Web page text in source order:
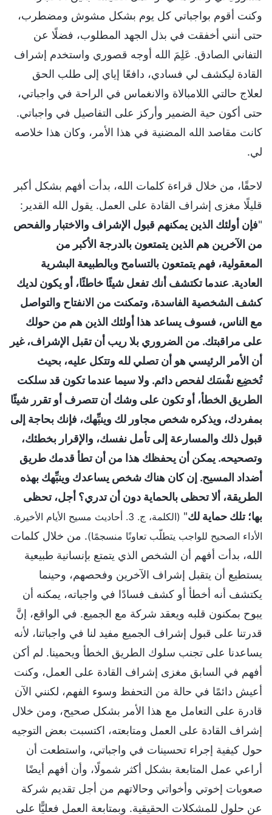
وكنت أقوم بواجباتي كل يوم بشكل مشوش ومضطرب،
حتى أنني أخفقت في بذل الجهد المطلوب، فضلًا عن
التفاني الصادق. عَلِمَ الله أوجه قصوري واستخدم إشراف
القادة ليكشف لي فسادي، دافعًا إياي إلى طلب الحق
لعلاج حالتي اللامبالاة والانغماس في الراحة في واجباتي،
حتى أكون حية الضمير وأركز على التفاصيل في واجباتي.
كانت مقاصد الله المضنية في هذا الأمر، وكان هذا خلاصه
لي.
لاحقًا، من خلال قراءة كلمات الله، بدأت أفهم بشكل أكبر
قليلًا مغزى إشراف القادة على العمل. يقول الله القدير:
"فإن أولئك الذين يمكنهم قبول الإشراف والاختبار والفحص
من الآخرين هم الذين يتمتعون بالدرجة الأكبر من
المعقولية، فهم يتمتعون بالتسامح وبالطبيعة البشرية
العادية. عندما تكتشف أنك تفعل شيئًا خاطئًا، أو يكون لديك
كشف الشخصية الفاسدة، وتمكنت من الانفتاح والتواصل
مع الناس، فسوف يساعد هذا أولئك الذين هم من حولك
على مراقبتك. من الضروري بلا ريب أن تقبل الإشراف، غير
أن الأمر الرئيسي هو أن تصلي لله وتتكل عليه، بحيث
تُخضِع نفْسَك لفحص دائم. ولا سيما عندما تكون قد سلكت
الطريق الخطأ، أو تكون على وشك أن تتصرف أو تقرر شيئًا
بمفردك، ويذكره شخص مجاور لك وينبِّهك، فإنك بحاجة إلى
قبول ذلك والمسارعة إلى تأمل نفسك، والإقرار بخطئك،
وتصحيحه. يمكن أن يحفظك هذا من أن تطأ قدمك طريق
أضداد المسيح. إن كان هناك شخص يساعدك وينبِّهك بهذه
الطريقة، ألا تحظى بالحماية دون أن تدري؟ أجل، تحظى
بها؛ تلك حماية لك"
(الكلمة، ج. 3. أحاديث مسيح الأيام الأخيرة.
الأداء الصحيح للواجب يتطلّب تعاونًا منسجمًا). من خلال كلمات
الله، بدأت أفهم أن الشخص الذي يتمتع بإنسانية طبيعية
يستطيع أن يتقبل إشراف الآخرين وفحصهم، وحينما
يكتشف أنه أخطأ أو كشف فسادًا في واجباته، يمكنه أن
يبوح بمكنون قلبه ويعقد شركة مع الجميع. في الواقع، إنَّ
قدرتنا على قبول إشراف الجميع مفيد لنا في واجباتنا، لأنه
يساعدنا على تجنب سلوك الطريق الخطأ ويحمينا. لم أكن
أفهم في السابق مغزى إشراف القادة على العمل، وكنت
أعيش دائمًا في حالة من التحفظ وسوء الفهم، لكنني الآن
قادرة على التعامل مع هذا الأمر بشكل صحيح، ومن خلال
إشراف القادة على العمل ومتابعته، اكتسبت بعض التوجيه
حول كيفية إجراء تحسينات في واجباتي، واستطعت أن
أراعي عمل المتابعة بشكل أكثر شمولًا، وأن أفهم أيضًا
صعوبات إخوتي وأخواتي وحالاتهم من أجل تقديم شركة
عن حلول للمشكلات الحقيقية. وبمتابعة العمل فعليًّا على